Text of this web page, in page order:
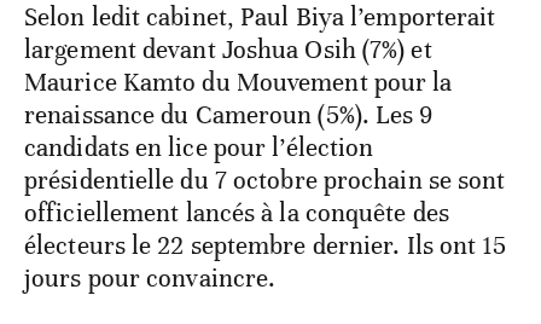
Selon ledit cabinet, Paul Biya l’emporterait
largement devant Joshua Osih (7%) et
Maurice Kamto du Mouvement pour la
renaissance du Cameroun (5%). Les 9
candidats en lice pour l’élection
présidentielle du 7 octobre prochain se sont
officiellement lancés à la conquête des
électeurs le 22 septembre dernier. Ils ont 15
jours pour convaincre.